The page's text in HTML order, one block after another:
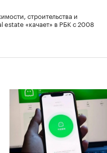
строительства и
estate «качает» в РБК с 2008